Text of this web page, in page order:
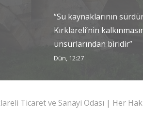
“Su kaynaklarının
Kırklareli’nin
unsurlarından biridir”
Dün, 12:27
Ticaret ve Sanayi Odası | Her